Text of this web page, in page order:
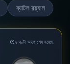
ব্যাটল রয়্যাল
২ ঘণ্টা আগে শেষ হয়েছে